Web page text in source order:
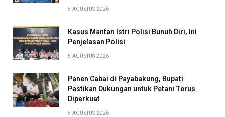
5 AGUSTUS 2026
Kasus Mantan Istri Polisi Bunuh Diri, Ini
Penjelasan Polisi
5 AGUSTUS 2026
Panen Cabai di Payabakung, Bupati
Pastikan Dukungan untuk Petani Terus
Diperkuat
5 AGUSTUS 2026